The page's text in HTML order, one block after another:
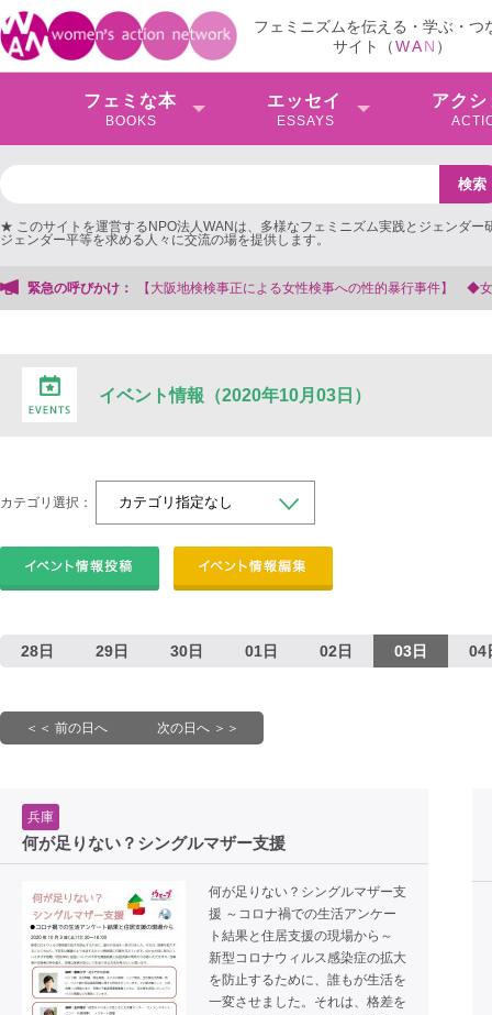
フェミニズムを伝える・学ぶ・つ
サイト（WAN ）
フェミな本
BOOKS
エッセイ
ESSAYS
アクシ
★ このサイトを運営するNPO法人WANは、多様なフェミニズム実践とジェンダー
ジェンダー平等を求める人々に交流の場を提供します。
緊急の呼びかけ：
阪地検検事正による女性検事への性的暴行事件】 ◆女性検事を支援する会事務
イベント情報（2020年10月03日）
カテゴリ選択：
28日 29日 30日 01日 02日 03日 04
＜＜ 前の日へ 次の日へ ＞＞
兵庫
何が足りない？シングルマザー支援
何が足りない？シングルマザー支
援 ～コロナ禍での生活アンケー
ト結果と住居支援の現場から～
新型コロナウィルス感染症の拡大
を防止するために、誰もが生活を
一変させました。それは、格差を